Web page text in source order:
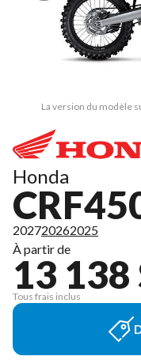
La version du modèle
Honda
202720262025
À partir de
13 138
Tous frais inclus